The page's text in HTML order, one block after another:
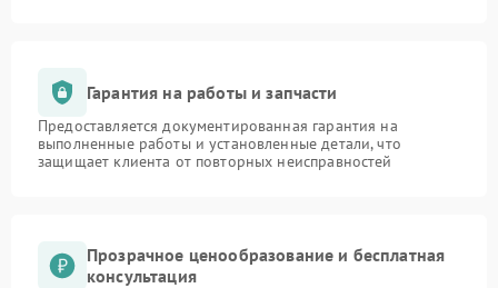
Гарантия на работы и запчасти
Предоставляется документированная гарантия на
выполненные работы и установленные детали, что
защищает клиента от повторных неисправностей
Прозрачное ценообразование и бесплатная
консультация